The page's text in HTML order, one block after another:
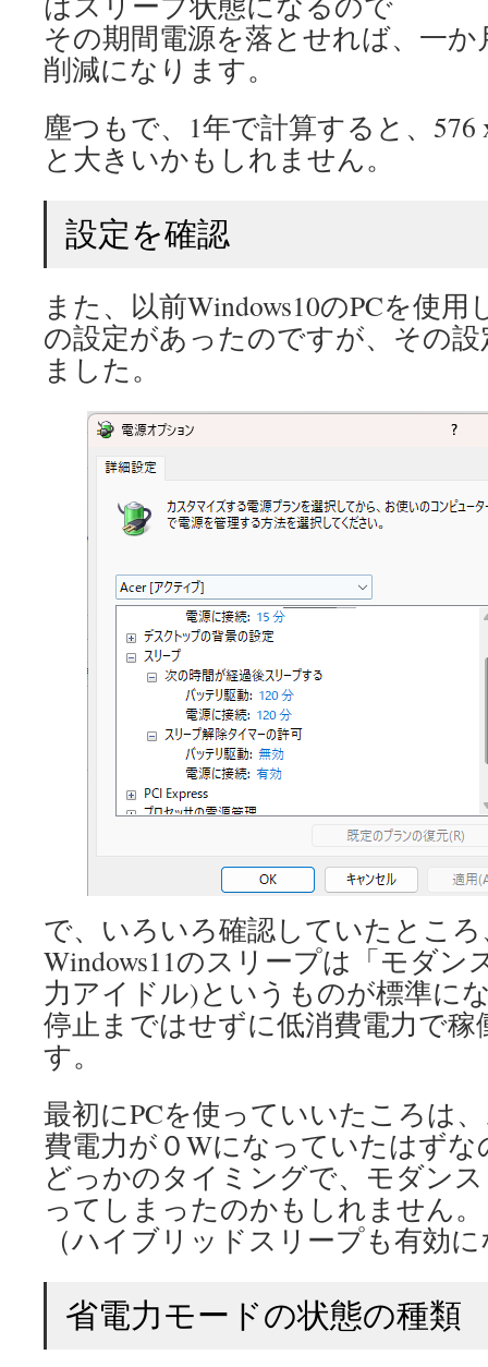
その期間電源を落とせれば、一か
削減になります。
塵つもで、1年で計算すると、576
と大きいかもしれません。
設定を確認
また、以前Windows10のPCを使
の設定があったのですが、その
ました。
で、いろいろ確認していたところ
Windows11のスリープは「モダン
力アイドル)というものが標準に
停止まではせずに低消費電力で
す。
最初にPCを使っていいたころは
費電力が０Wになっていたはずな
どっかのタイミングで、モダン
ってしまったのかもしれません。
（ハイブリッドスリープも有効
省電力モードの状態の種類